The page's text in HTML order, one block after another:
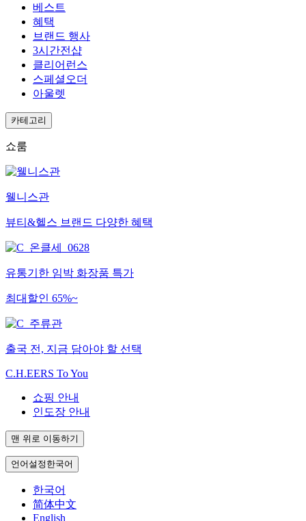
맨 위로 이동하기
베스트
혜택
브랜드 행사
3시간전샵
클리어런스
스페셜오더
아울렛
카테고리
쇼룸
웰니스관
뷰티&헬스 브랜드 다양한 혜택
유통기한 임박 화장품 특가
최대할인 65%~
출국 전, 지금 담아야 할 선택
C.H.EERS To You
쇼핑 안내
인도장 안내
언어설정
언어설정 한국어
한국어
简体中文
English